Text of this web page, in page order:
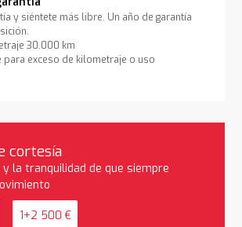
y siéntete más libre. Un año de garantía
30.000 km
exceso de kilometraje o uso
cortesía
y la tranquilidad de que siempre
1+2 500 €